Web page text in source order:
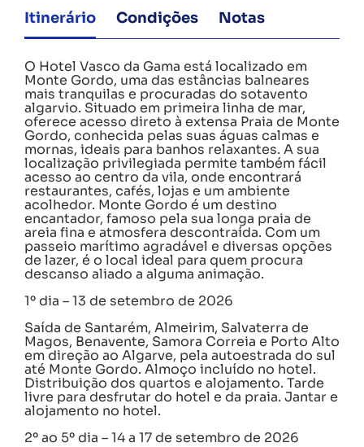
Itinerário Condições Notas
O Hotel Vasco da Gama está localizado em
Monte Gordo, uma das estâncias balneares
mais tranquilas e procuradas do sotavento
algarvio. Situado em primeira linha de mar,
oferece acesso direto à extensa Praia de Monte
Gordo, conhecida pelas suas águas calmas e
mornas, ideais para banhos relaxantes. A sua
localização privilegiada permite também fácil
acesso ao centro da vila, onde encontrará
restaurantes, cafés, lojas e um ambiente
acolhedor. Monte Gordo é um destino
encantador, famoso pela sua longa praia de
areia fina e atmosfera descontraída. Com um
passeio marítimo agradável e diversas opções
de lazer, é o local ideal para quem procura
descanso aliado a alguma animação.
1º dia – 13 de setembro de 2026
Saída de Santarém, Almeirim, Salvaterra de
Magos, Benavente, Samora Correia e Porto Alto
em direção ao Algarve, pela autoestrada do sul
até Monte Gordo. Almoço incluído no hotel.
Distribuição dos quartos e alojamento. Tarde
livre para desfrutar do hotel e da praia. Jantar e
alojamento no hotel.
2º ao 5º dia – 14 a 17 de setembro de 2026